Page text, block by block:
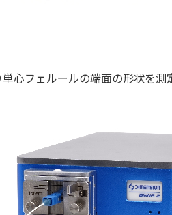
心フェルールの端面の形状を測